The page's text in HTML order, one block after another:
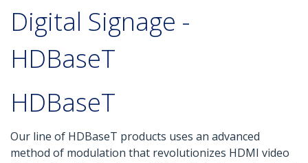
Digital Signage -
HDBaseT
HDBaseT
Our line of HDBaseT products uses an advanced
method of modulation that revolutionizes HDMI video